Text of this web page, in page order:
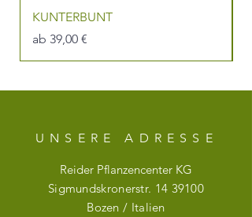
KUNTERBUNT
ab 39,00 €
Sale-Preis
UNSERE ADRESSE
Reider Pflanzencenter KG
Sigmundskronerstr. 14 39100
Bozen / Italien